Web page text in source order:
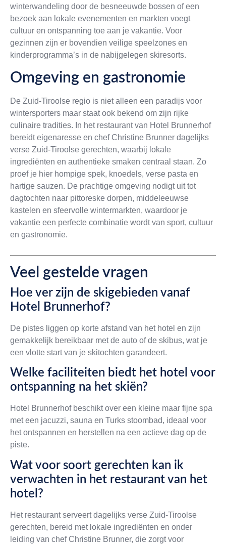
winterwandeling door de besneeuwde bossen of een
bezoek aan lokale evenementen en markten voegt
cultuur en ontspanning toe aan je vakantie. Voor
gezinnen zijn er bovendien veilige speelzones en
kinderprogramma’s in de nabijgelegen skiresorts.
Omgeving en gastronomie
De Zuid-Tiroolse regio is niet alleen een paradijs voor
wintersporters maar staat ook bekend om zijn rijke
culinaire tradities. In het restaurant van Hotel Brunnerhof
bereidt eigenaresse en chef Christine Brunner dagelijks
verse Zuid-Tiroolse gerechten, waarbij lokale
ingrediënten en authentieke smaken centraal staan. Zo
proef je hier hompige spek, knoedels, verse pasta en
hartige sauzen. De prachtige omgeving nodigt uit tot
dagtochten naar pittoreske dorpen, middeleeuwse
kastelen en sfeervolle wintermarkten, waardoor je
vakantie een perfecte combinatie wordt van sport, cultuur
en gastronomie.
Veel gestelde vragen
Hoe ver zijn de skigebieden vanaf
Hotel Brunnerhof?
De pistes liggen op korte afstand van het hotel en zijn
gemakkelijk bereikbaar met de auto of de skibus, wat je
een vlotte start van je skitochten garandeert.
Welke faciliteiten biedt het hotel voor
ontspanning na het skiën?
Hotel Brunnerhof beschikt over een kleine maar fijne spa
met een jacuzzi, sauna en Turks stoombad, ideaal voor
het ontspannen en herstellen na een actieve dag op de
piste.
Wat voor soort gerechten kan ik
verwachten in het restaurant van het
hotel?
Het restaurant serveert dagelijks verse Zuid-Tiroolse
gerechten, bereid met lokale ingrediënten en onder
leiding van chef Christine Brunner, die zorgt voor